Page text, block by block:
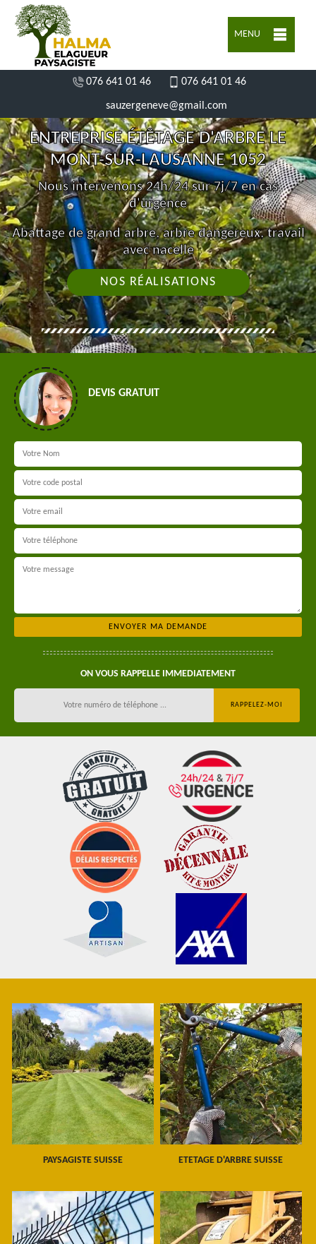
MENU
076 641 01 46 076 641 01 46
sauzergeneve@gmail.com
ENTREPRISE ÉTÊTAGE D'ARBRE LE
MONT-SUR-LAUSANNE 1052
Nous intervenons 24h/24 sur 7j/7 en cas
d'urgence
Abattage de grand arbre, arbre dangereux, travail
avec nacelle
NOS RÉALISATIONS
DEVIS GRATUIT
ON VOUS RAPPELLE IMMEDIATEMENT
PAYSAGISTE SUISSE ETETAGE D'ARBRE SUISSE